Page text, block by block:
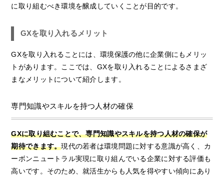
に取り組むべき環境を醸成していくことが目的です。
GXを取り入れるメリット
GXを取り入れることには、環境保護の他に企業側にもメリッ
トがあります。ここでは、GXを取り入れることによるさまざ
まなメリットについて紹介します。
専門知識やスキルを持つ人材の確保
GXに取り組むことで、専門知識やスキルを持つ人材の確保が
期待できます。現代の若者は環境問題に対する意識が高く、カ
ーボンニュートラル実現に取り組んでいる企業に対する評価も
高いです。そのため、就活生からも人気を得やすい傾向にあり